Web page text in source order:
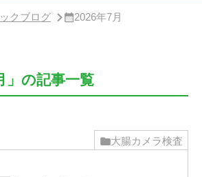
クブログ 2026年7月
」の記事一覧
大腸カメラ検査